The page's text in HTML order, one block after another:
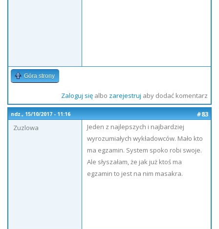
Góra strony
Zaloguj sięalbo zarejestruj aby dodać komentarz
ndz., 15/10/2017 - 11:16
#83
Zuzlowa
Jeden z najlepszych i najbardziej
wyrozumiałych wykładowców. Mało kto
ma egzamin. System spoko robi swoje.
Ale słyszałam, że jak już ktoś ma
egzamin to jest na nim masakra.